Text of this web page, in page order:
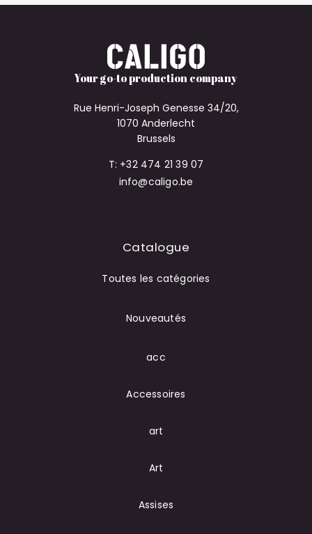
Your go-to production company
Rue Henri-Joseph Genesse 34/20,
1070 Anderlecht
Brussels
T: +32 474 21 39 07
info@caligo.be
Catalogue
Toutes les catégories
Nouveautés
acc
Accessoires
art
Art
Assises